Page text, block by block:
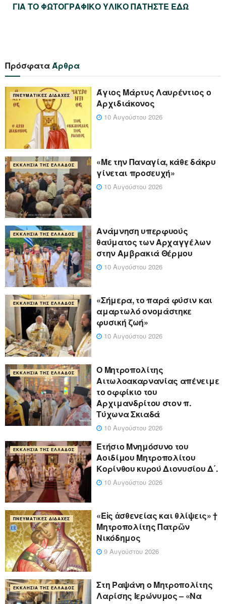
ΓΙΑ ΤΟ ΦΩΤΟΓΡΑΦΙΚΟ ΥΛΙΚΟ ΠΑΤΗΣΤΕ ΕΔΩ
ΠρόσφαταΆρθρα
ΠΝΕΥΜΑΤΙΚΈΣ ΔΙΔΑΧΈΣ
Άγιος Μάρτυς Λαυρέντιος ο
Αρχιδιάκονος
10 Αυγούστου 2026
ΕΚΚΛΗΣΊΑ ΤΗΣ ΕΛΛΆΔΟΣ
«Με την Παναγία, κάθε δάκρυ
γίνεται προσευχή»
10 Αυγούστου 2026
ΕΚΚΛΗΣΊΑ ΤΗΣ ΕΛΛΆΔΟΣ
Ανάμνηση υπερφυούς
θαύματος των Αρχαγγέλων
στην Αμβρακιά Θέρμου
10 Αυγούστου 2026
ΕΚΚΛΗΣΊΑ ΤΗΣ ΕΛΛΆΔΟΣ
«Σήμερα, το παρά φύσιν και
αμαρτωλό ονομάστηκε
φυσική ζωή»
10 Αυγούστου 2026
ΕΚΚΛΗΣΊΑ ΤΗΣ ΕΛΛΆΔΟΣ
Ο Μητροπολίτης
Αιτωλοακαρνανίας απένειμε
το οφφίκιο του
Αρχιμανδρίτου στον π.
Τύχωνα Σκιαδά
10 Αυγούστου 2026
ΕΚΚΛΗΣΊΑ ΤΗΣ ΕΛΛΆΔΟΣ
Ετήσιο Μνημόσυνο του
Αοιδίμου Μητροπολίτου
Κορίνθου κυρού Διονυσίου Δ΄.
10 Αυγούστου 2026
ΠΝΕΥΜΑΤΙΚΈΣ ΔΙΔΑΧΈΣ
«Eἰς ἀσθενείας και θλίψεις» †
Μητροπολίτης Πατρῶν
Νικόδημος
9 Αυγούστου 2026
ΕΚΚΛΗΣΊΑ ΤΗΣ ΕΛΛΆΔΟΣ
Στη Ραψάνη ο Μητροπολίτης
Λαρίσης Ιερώνυμος – «Να